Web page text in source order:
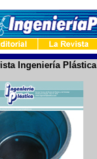
Ingeniería Plástica